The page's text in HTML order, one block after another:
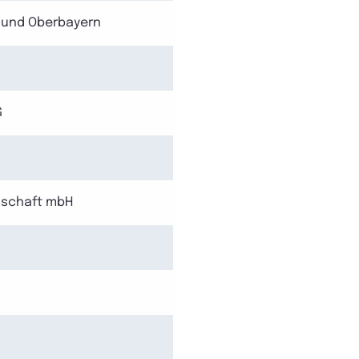
Oberbayern
mbH